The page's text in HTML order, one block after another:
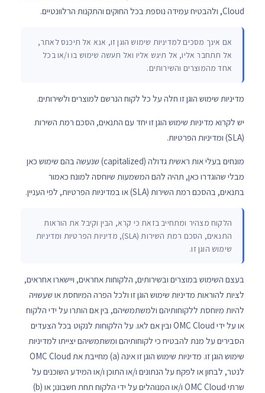
Cloud, ולהבטיח עמידה נוספת בכל החוקים והתקנות הרלוונטיים.
אם אינך מסכים למדיניות שימוש הוגן זו, אנא אל תיכנס לאתר,
אל תתחבר אליו, אל תיגש אליו ואל תעשה שימוש בו ו/או בכל
אחד מהמוצרים והשירותים.
מדיניות שימוש הוגן זו חלה על כל לקוח הנרשם למוצרים ולשירותים.
יש לקרוא מדיניות שימוש הוגן זו יחד עם התנאים, הסכם רמת השירות
(SLA) ומדיניות הפרטיות.
מונחים בעלי אות ראשית גדולה (capitalized) שנעשה בהם שימוש כאן
מבלי שהוגדרו כאן, תהיה להם המשמעות שיוחסה למונח כאמור
בתנאים, בהסכם רמת השירות (SLA) או במדיניות הפרטיות, לפי העניין.
הלקוח מצהיר ומתחייב בזאת כי קרא, הבין וקיבל את הוראות
התנאים, הסכם רמת השירות (SLA), מדיניות הפרטיות ומדיניות
שימוש הוגן זו.
בעצם השימוש במוצרים ובשירותים, הלקוחות אחראים, ויישארו אחראים,
לציות להוראות מדיניות שימוש הוגן זו ולכל הפרה המיוחסת או שעשויה
להיות מיוחסת ללקוחותיהם ולמשתמשיהם, בין אם הותרו על ידי הלקוח
או על ידי OMC Cloud ובין אם לאו. על הלקוחות לנקוט בכל הצעדים
הסבירים על מנת להבטיח כי לקוחותיהם ומשתמשיהם יצייתו למדיניות
שימוש הוגן זו. מדיניות שימוש הוגן זו אינה (a) מחייבת את OMC Cloud
לנטר, לבחון או לפקח על הנתונים ו/או התוכן ו/או המידע השוכנים על
שרתי OMC Cloud ו/או המנוהלים על ידי הלקוח תחת חשבונו; או (b)